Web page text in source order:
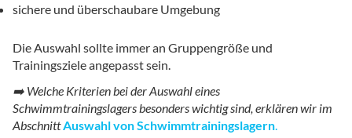
sichere und überschaubare Umgebung
Die Auswahl sollte immer an Gruppengröße und
Trainingsziele angepasst sein.
➡️ Welche Kriterien bei der Auswahl eines
Schwimmtrainingslagers besonders wichtig sind, erklären wir im
AbschnittAuswahl von Schwimmtrainingslagern.